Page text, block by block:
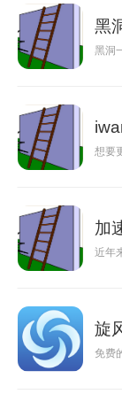
黑
黑洞
想要
加
近年
旋
免费